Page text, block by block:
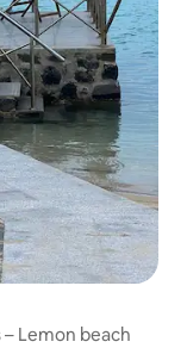
Lemon beach